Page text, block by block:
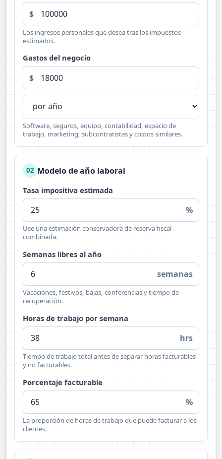
$
Los ingresos personales que desea tras los impuestos
estimados.
Gastos del negocio
$
Software, seguros, equipo, contabilidad, espacio de
trabajo, marketing, subcontratistas y costos similares.
02 Modelo de año laboral
Tasa impositiva estimada
%
Use una estimación conservadora de reserva fiscal
combinada.
Semanas libres al año
semanas
Vacaciones, festivos, bajas, conferencias y tiempo de
recuperación.
Horas de trabajo por semana
hrs
Tiempo de trabajo total antes de separar horas facturables
y no facturables.
Porcentaje facturable
%
La proporción de horas de trabajo que puede facturar a los
clientes.